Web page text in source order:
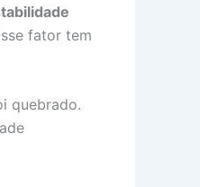
fator tem
quebrado.